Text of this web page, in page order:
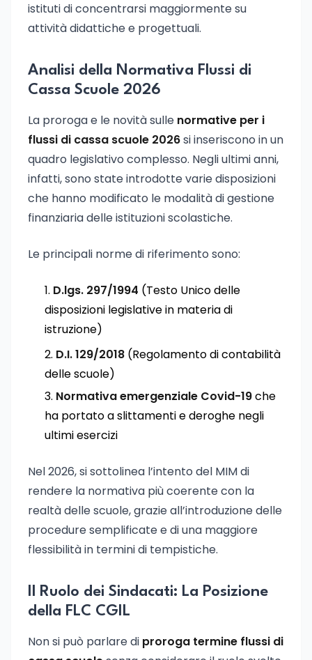
istituti di concentrarsi maggiormente su
attività didattiche e progettuali.
Analisi della Normativa Flussi di
Cassa Scuole 2026
La proroga e le novità sulle normative per i
flussi di cassa scuole 2026si inseriscono in un
quadro legislativo complesso. Negli ultimi anni,
infatti, sono state introdotte varie disposizioni
che hanno modificato le modalità di gestione
finanziaria delle istituzioni scolastiche.
Le principali norme di riferimento sono:
D.lgs. 297/1994 (Testo Unico delle
disposizioni legislative in materia di
istruzione)
D.I. 129/2018 (Regolamento di contabilità
delle scuole)
Normativa emergenziale Covid-19che
ha portato a slittamenti e deroghe negli
ultimi esercizi
Nel 2026, si sottolinea l’intento del MIM di
rendere la normativa più coerente con la
realtà delle scuole, grazie all’introduzione delle
procedure semplificate e di una maggiore
flessibilità in termini di tempistiche.
Il Ruolo dei Sindacati: La Posizione
della FLC CGIL
Non si può parlare di proroga termine flussi di